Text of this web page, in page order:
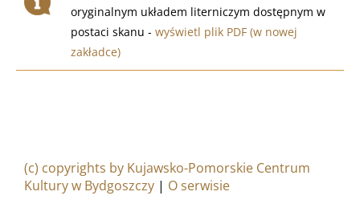
oryginalnym układem literniczym dostępnym w
postaci skanu - wyświetl plik PDF (w nowej
zakładce)
(c) copyrights by Kujawsko-Pomorskie Centrum
Kultury w Bydgoszczy | O serwisie